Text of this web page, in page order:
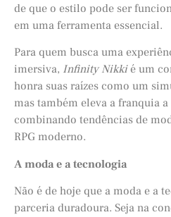
de que o estilo pode ser
em uma ferramenta essencial.
Para quem busca uma
imersiva, Infinity Nikkié um
honra suas raízes como um
mas também eleva a franquia
combinando tendências de
RPG moderno.
A moda e a tecnologia
Não é de hoje que a moda e a
parceria duradoura. Seja na